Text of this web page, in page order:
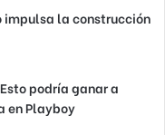
la construcción
podría ganar a
en Playboy